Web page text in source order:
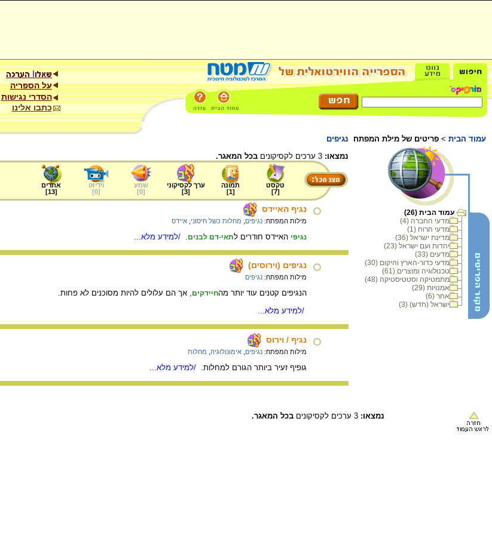
על הספריה
הסדרי נגישות
כתבו אלינו
עמוד הבית > פריטים של מילת המפתח נגיפים
עמוד הבית (26)
מדעי החברה (4)
מדעי הרוח (1)
מדינת ישראל (36)
יהדות ועם ישראל (23)
מדעים (33)
מדעי כדור-הארץ והיקום (30)
טכנולוגיה ומוצרים (61)
מתמטיקה וסטטיסטיקה (48)
אמנויות (29)
אחר (6)
ישראל (חדש) (3)
נמצאו: בכל המאגר.
טקסט
[
7
]
תמונה
[
1
]
ערך לקסיקוני
[
3
]
שמע
[
0
]
וידיאו
[
0
]
אתרים
[
13
]
נגיף האיידס
מילות המפתח: נגיפים מחלות כשל חיסוני איידס
נגיפי האיידס חודרים לתאי-דם לבנים /למידע מלא...
נגיפים (וירוסים)
מילות המפתח: נגיפים
הנגיפים קטנים עוד יותר מהחיידקים, אך הם עלולים להיות מסוכנים לא פחות.
/למידע מלא...
נגיף / וירוס
מילות המפתח: נגיפים אימונולוגיה מחלות
גופיף זעיר ביותר הגורם למחלות. /למידע מלא...
נמצאו: בכל המאגר.